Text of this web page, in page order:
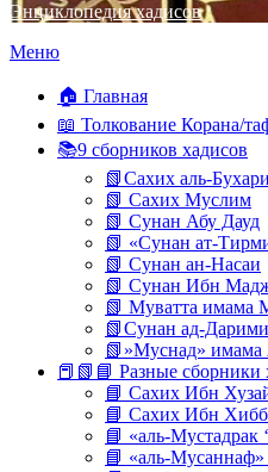
Энциклопедия хадисов
Перейти
содержимому
Меню
🏠 Главная
📖 Толкование Корана/
📚9 сборников хадисов
📗Сахих аль-Бухари
📗 Сахих Муслим
📗 Сунан Абу Дауд
📗 «Сунан ат-
📗 Сунан ан-Насаи
📗 Сунан Ибн
📗 Муватта имама
📗Сунан ад-Дарими
📗»Муснад» имама
📕📗📘 Разные сборники
📘 Сахих Ибн
📘 Сахих Ибн
📘 «аль-Мустадрак
📘 «аль-